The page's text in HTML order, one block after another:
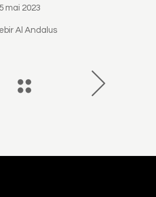
mai 2023
Al Andalus